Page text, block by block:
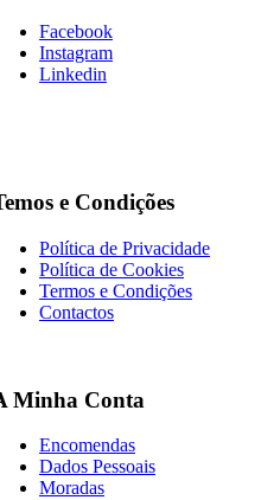
Facebook
Instagram
Linkedin
e Condições
Política de Privacidade
Política de Cookies
Termos e Condições
Contactos
Minha Conta
Encomendas
Dados Pessoais
Moradas